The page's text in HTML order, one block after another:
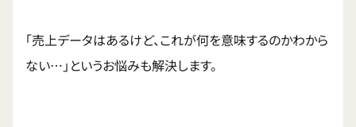
「売上データはあるけど、これが何を意味するのかわから
ない…」というお悩みも解決します。